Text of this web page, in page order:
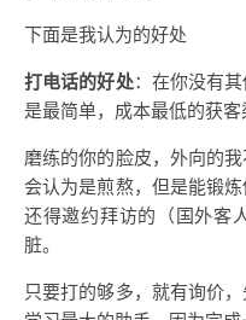
下面是我认为的好处
打电话的好处：在你没有
是最简单，成本最低的获客
磨练的你的脸皮，外向的
会认为是煎熬，但是能锻
还得邀约拜访的（国外客
脏。
只要打的够多，就有询价